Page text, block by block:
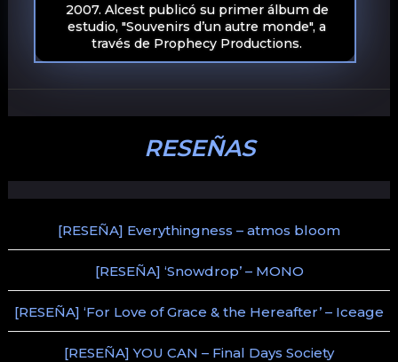
2007. Alcest publicó su primer álbum de
estudio, "Souvenirs d’un autre monde", a
través de Prophecy Productions.
RESEÑAS
[RESEÑA] Everythingness – atmos bloom
[RESEÑA] ‘Snowdrop’ – MONO
[RESEÑA] ‘For Love of Grace & the Hereafter’ – Iceage
[RESEÑA] YOU CAN – Final Days Society